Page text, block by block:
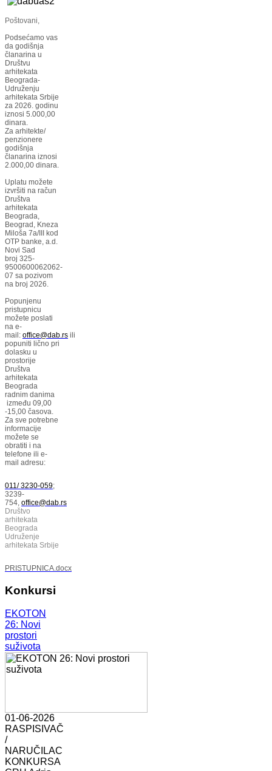
Poštovani,
Podsećamo vas
da godišnja
članarina u
Društvu
arhitekata
Beograda-
Udruženju
arhitekata Srbije
za 2026. godinu
iznosi 5.000,00
dinara.
Za arhitekte/
penzionere
godišnja
članarina iznosi
2.000,00 dinara.
Uplatu možete
izvršiti na račun
Društva
arhitekata
Beograda,
Beograd, Kneza
Miloša 7a/III kod
OTP banke, a.d.
Novi Sad
broj 325-
9500600062062-
07 sa pozivom
na broj 2026.
Popunjenu
pristupnicu
možete poslati
na e-
mail: office@dab.rs ili
popuniti lično pri
dolasku u
prostorije
Društva
arhitekata
Beograda
radnim danima
između 09,00
-15,00 časova.
Za sve potrebne
informacije
možete se
obratiti i na
telefone ili e-
mail adresu:
011/ 3230-059;
3239-
754, office@dab.rs
Društvo
arhitekata
Beograda
Udruženje
arhitekata Srbije
PRISTUPNICA.docx
Konkursi
EKOTON
26: Novi
prostori
suživota
01-06-2026
RASPISIVAČ
/
NARUČILAC
KONKURSA